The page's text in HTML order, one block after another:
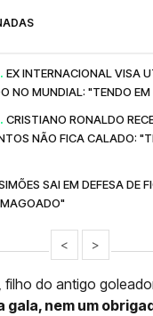
EX INTERNACIONAL VISA
NO MUNDIAL: "TENDO EM
CRISTIANO RONALDO
NÃO FICA CALADO:
SAI EM DEFESA DE
< >
filho do antigo
gala, nem um